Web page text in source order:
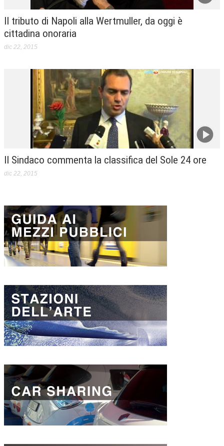
Il tributo di Napoli alla Wertmuller, da oggi è
cittadina onoraria
dic 22, 2015
Il Sindaco commenta la classifica del Sole 24 ore
dic 22, 2015